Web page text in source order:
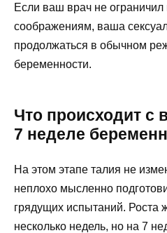
Если ваш врач не
соображениям, ваша
продолжаться в обычном
беременности.
Что происходит с
7 неделе
На этом этапе талия не
неплохо мысленно
грядущих испытаний. Роста
несколько недель, но на 7